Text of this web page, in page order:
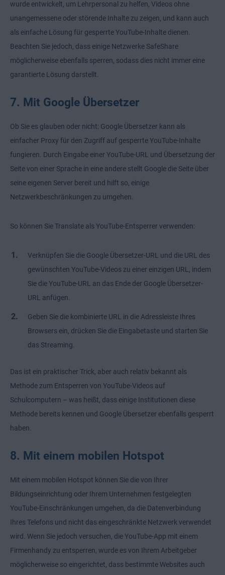
wurde entwickelt, um Lehrpersonal zu helfen, Videos ohne
unangemessene oder störende Inhalte zu zeigen, und kann auch
als einfache Lösung für gesperrte YouTube-Inhalte dienen.
Beachten Sie jedoch, dass einige Netzwerke SafeShare
möglicherweise ebenfalls sperren, sodass dies nicht immer eine
garantierte Lösung darstellt.
7. Mit Google Übersetzer
Ob Sie es glauben oder nicht: Google Übersetzer kann als
einfacher Proxy für den Zugriff auf gesperrte YouTube-Inhalte
fungieren. Durch Eingabe einer YouTube-URL und Übersetzung der
Seite von einer Sprache in eine andere stellt Google die Seite über
seine eigenen Server bereit und hilft so, einige
Netzwerkbeschränkungen zu umgehen.
So können Sie Translate als YouTube-Entsperrer verwenden:
Verknüpfen Sie die Google Übersetzer-URL und die URL des
gewünschten YouTube-Videos zu einer einzigen URL, indem
Sie die YouTube-URL an das Ende der Google Übersetzer-
URL anfügen.
Geben Sie die kombinierte URL in die Adressleiste Ihres
Browsers ein, drücken Sie die Eingabetaste und starten Sie
das Streaming.
Das ist ein praktischer Trick, aber auch relativ bekannt als
Methode zum Entsperren von YouTube-Videos auf
Schulcomputern – was heißt, dass einige Institutionen diese
Methode bereits kennen und Google Übersetzer ebenfalls gesperrt
haben.
8. Mit einem mobilen Hotspot
Mit einem mobilen Hotspot können Sie die von Ihrer
Bildungseinrichtung oder Ihrem Unternehmen festgelegten
YouTube-Einschränkungen umgehen, da die Datenverbindung
Ihres Telefons und nicht das eingeschränkte Netzwerk verwendet
wird. Wenn Sie jedoch versuchen, die YouTube-App mit einem
Firmenhandy zu entsperren, wurde es von Ihrem Arbeitgeber
möglicherweise so eingerichtet, dass bestimmte Websites auch